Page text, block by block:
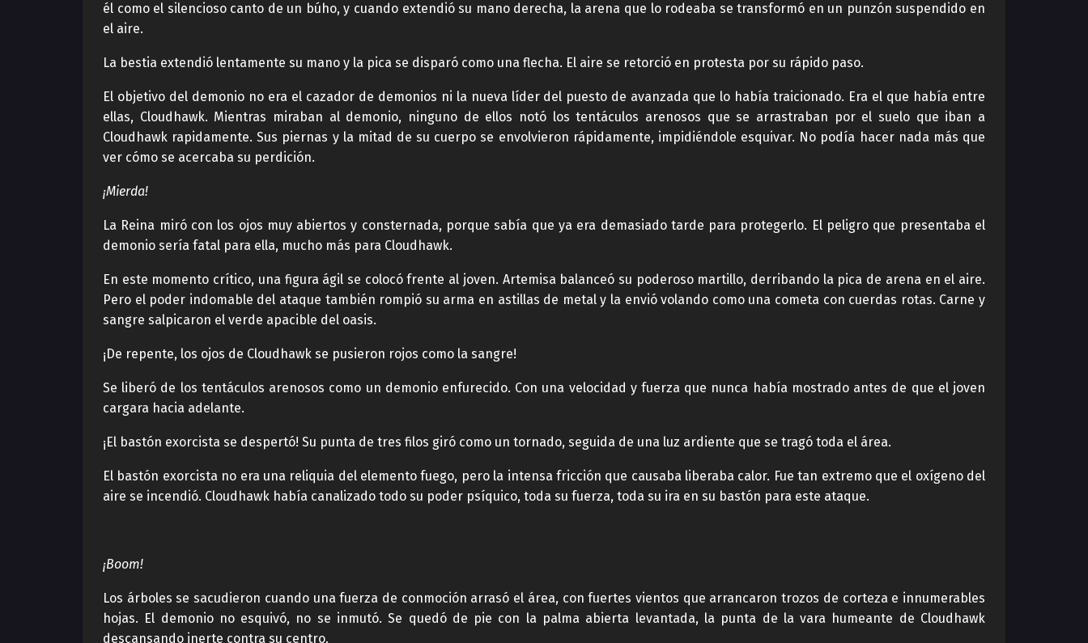
él como el silencioso canto de un búho, y cuando extendió su mano derecha, la arena que lo rodeaba se transformó en un punzón suspendido en
el aire.
La bestia extendió lentamente su mano y la pica se disparó como una flecha. El aire se retorció en protesta por su rápido paso.
El objetivo del demonio no era el cazador de demonios ni la nueva líder del puesto de avanzada que lo había traicionado. Era el que había entre
ellas, Cloudhawk. Mientras miraban al demonio, ninguno de ellos notó los tentáculos arenosos que se arrastraban por el suelo que iban a
Cloudhawk rapidamente. Sus piernas y la mitad de su cuerpo se envolvieron rápidamente, impidiéndole esquivar. No podía hacer nada más que
ver cómo se acercaba su perdición.
¡Mierda!
La Reina miró con los ojos muy abiertos y consternada, porque sabía que ya era demasiado tarde para protegerlo. El peligro que presentaba el
demonio sería fatal para ella, mucho más para Cloudhawk.
En este momento crítico, una figura ágil se colocó frente al joven. Artemisa balanceó su poderoso martillo, derribando la pica de arena en el aire.
Pero el poder indomable del ataque también rompió su arma en astillas de metal y la envió volando como una cometa con cuerdas rotas. Carne y
sangre salpicaron el verde apacible del oasis.
¡De repente, los ojos de Cloudhawk se pusieron rojos como la sangre!
Se liberó de los tentáculos arenosos como un demonio enfurecido. Con una velocidad y fuerza que nunca había mostrado antes de que el joven
cargara hacia adelante.
¡El bastón exorcista se despertó! Su punta de tres filos giró como un tornado, seguida de una luz ardiente que se tragó toda el área.
El bastón exorcista no era una reliquia del elemento fuego, pero la intensa fricción que causaba liberaba calor. Fue tan extremo que el oxígeno del
aire se incendió. Cloudhawk había canalizado todo su poder psíquico, toda su fuerza, toda su ira en su bastón para este ataque.
¡Boom!
Los árboles se sacudieron cuando una fuerza de conmoción arrasó el área, con fuertes vientos que arrancaron trozos de corteza e innumerables
hojas. El demonio no esquivó, no se inmutó. Se quedó de pie con la palma abierta levantada, la punta de la vara humeante de Cloudhawk
descansando inerte contra su centro.